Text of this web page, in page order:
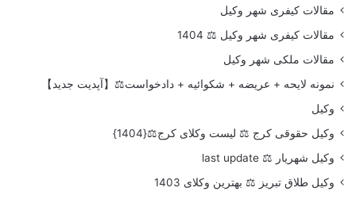
مقالات کیفری شهر وکیل
مقالات کیفری شهر وکیل ⚖️ 1404
مقالات ملکی شهر وکیل
نمونه لایحه + عریضه + شکوائیه + دادخواست⚖️【آپدیت جدید】
وکیل
وکیل حقوقی کرج ⚖️ لیست وکلای کرج⚖️{1404}
وکیل شهریار ⚖️ last update
وکیل طلاق تبریز ⚖️ بهترین وکلای 1403